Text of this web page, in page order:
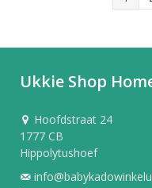
Ukkie Shop
Hoofdstraat 24
1777 CB
Hippolytushoef